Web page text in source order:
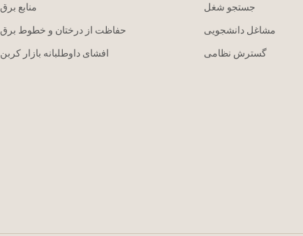
منابع برق
حفاظت از درختان و خطوط برق
افشای داوطلبانه بازار کربن
جستجو شغل
مشاغل دانشجویی
گسترش نظامی